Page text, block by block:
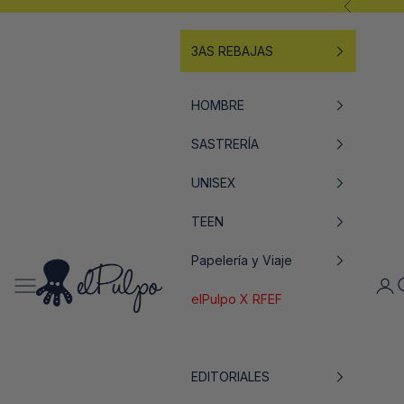
Ir al contenido Anterior
elPulpo
Abrir menú de navegación
3AS REBAJAS
HOMBRE
SASTRERÍA
UNISEX
TEEN
Papelería y Viaje
elPulpo X RFEF
EDITORIALES